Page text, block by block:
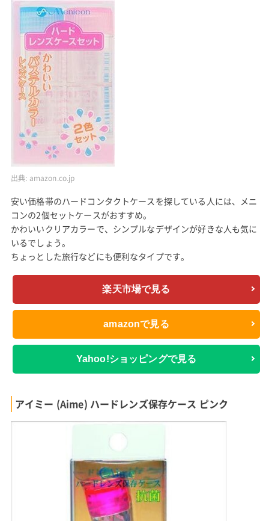
出典: amazon.co.jp
安い価格帯のハードコンタクトケースを探している人には、メニ
コンの2個セットケースがおすすめ。
かわいいクリアカラーで、シンプルなデザインが好きな人も気に
いるでしょう。
ちょっとした旅行などにも便利なタイプです。
楽天市場で見る
amazonで見る
Yahoo!ショッピングで見る
アイミー (Aime) ハードレンズ保存ケース ピンク